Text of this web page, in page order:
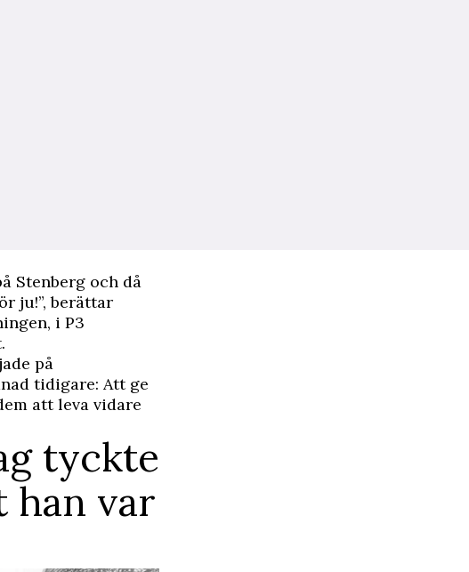
Stenberg och då
ju!”, berättar
i P3
på
tidigare: Att ge
att leva vidare
tyckte
han var